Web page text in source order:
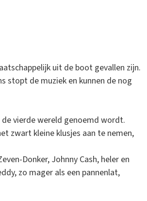
uit de boot gevallen zijn.
stopt de muziek en kunnen de nog
vierde wereld genoemd wordt.
zwart kleine klusjes aan te nemen,
Donker, Johnny Cash, heler en
zo mager als een pannenlat,